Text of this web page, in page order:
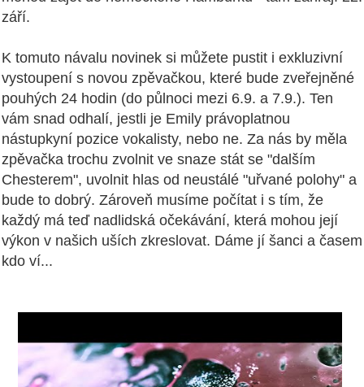
září.
K tomuto návalu novinek si můžete pustit i exkluzivní
vystoupení s novou zpěvačkou, které bude zveřejněné
pouhých 24 hodin (do půlnoci mezi 6.9. a 7.9.). Ten
vám snad odhalí, jestli je Emily právoplatnou
nástupkyní pozice vokalisty, nebo ne. Za nás by měla
zpěvačka trochu zvolnit ve snaze stát se "dalším
Chesterem", uvolnit hlas od neustálé "uřvané polohy" a
bude to dobrý. Zároveň musíme počítat i s tím, že
každý má teď nadlidská očekávání, která mohou její
výkon v našich uších zkreslovat. Dáme jí šanci a časem
kdo ví...